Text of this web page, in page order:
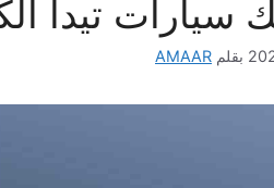
سيارات تيدا
بقلم AMAAR